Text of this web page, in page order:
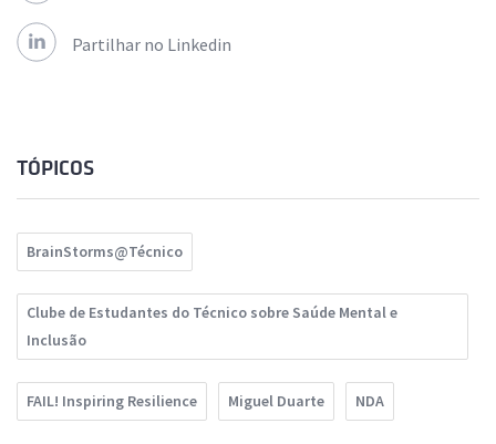
Partilhar no Linkedin
TÓPICOS
BrainStorms@Técnico
Clube de Estudantes do Técnico sobre Saúde Mental e
Inclusão
FAIL! Inspiring Resilience Miguel Duarte NDA